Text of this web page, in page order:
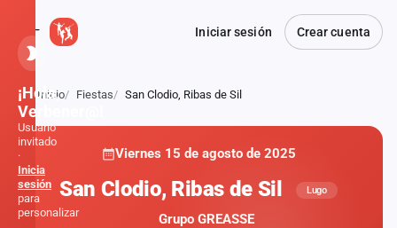
Iniciar sesión Crear cuenta
Atrás
Inicio Fiestas San Clodio, Ribas de Sil
Viernes 15 de agosto de 2025
San Clodio, Ribas de Sil Lugo
Grupo GREASSE
¡Hola,
Verbener@!
Usuario
invitado
·
Inicia
sesión
para
personalizar